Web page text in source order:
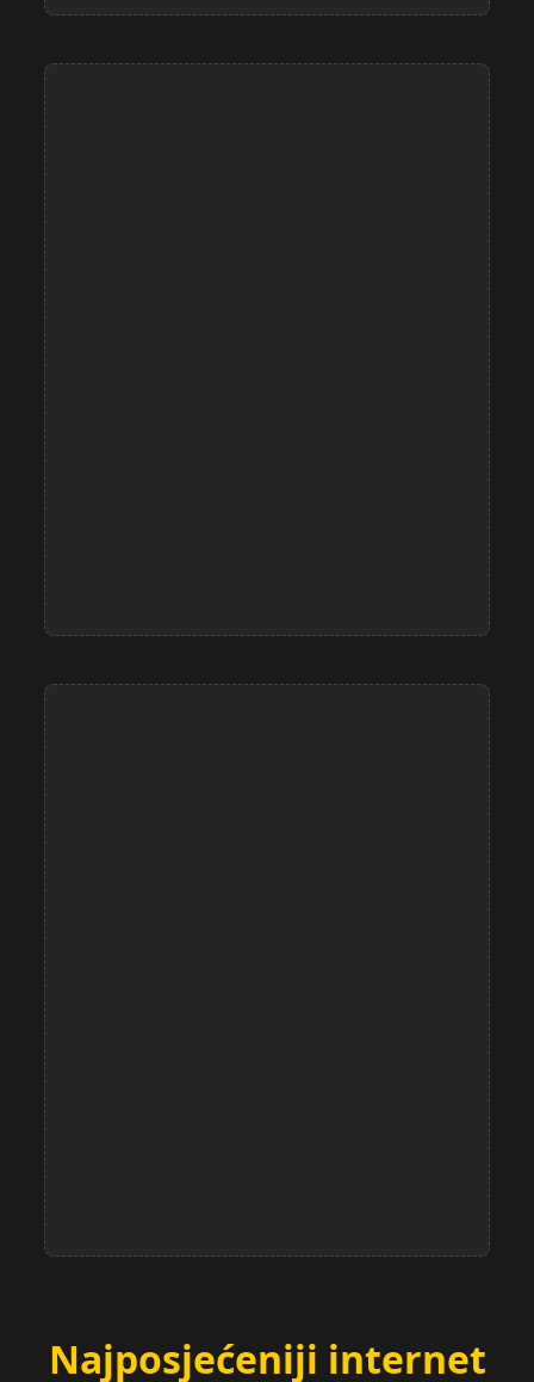
Najposjećeniji internet